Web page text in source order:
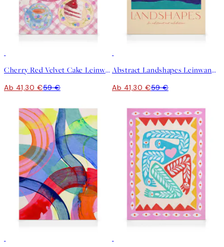
Cherry Red Velvet Cake Leinwandbild
Ab 41,30 €59 €
Abstract Landshapes Leinwandbild
Ab 41,30 €59 €